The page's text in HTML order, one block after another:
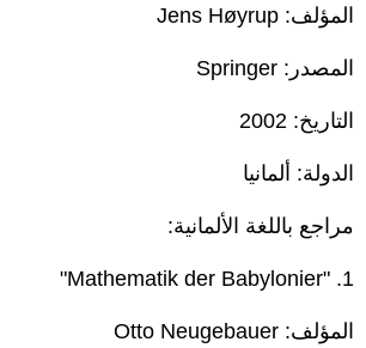
المؤلف: Jens Høyrup
المصدر: Springer
التاريخ: 2002
الدولة: ألمانيا
مراجع باللغة الألمانية:
1. "Mathematik der Babylonier"
المؤلف: Otto Neugebauer